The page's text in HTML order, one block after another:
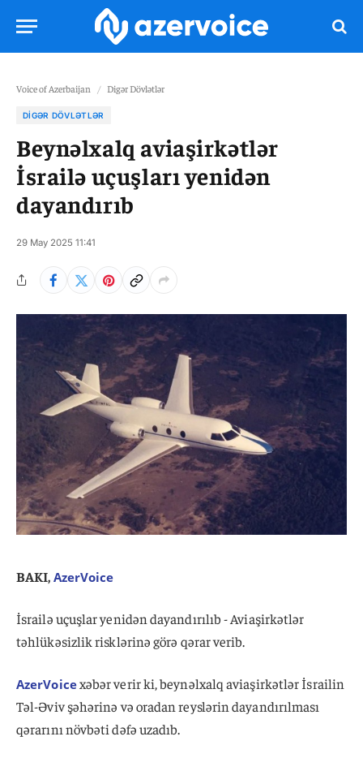
Voice of Azerbaijan / Digər Dövlətlər
DIGƏR DÖVLƏTLƏR
Beynəlxalq aviaşirkətlər
İsrailə uçuşları yenidən
dayandırıb
29 May 2025 11:41
BAKI, AzerVoice
İsrailə uçuşlar yenidən dayandırılıb - Aviaşirkətlər
təhlükəsizlik risklərinə görə qərar verib.
AzerVoicexəbər verir ki, beynəlxalq aviaşirkətlər İsrailin
Təl-Əviv şəhərinə və oradan reyslərin dayandırılması
qərarını növbəti dəfə uzadıb.